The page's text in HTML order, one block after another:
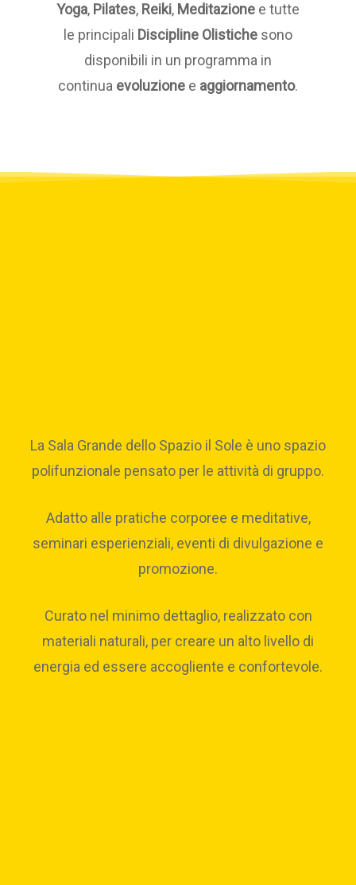
Yoga, Pilates, Reiki, Meditazione e tutte
le principali Discipline Olistiche sono
disponibili in un programma in
continua evoluzione e aggiornamento.
La Sala Grande dello Spazio il Sole è uno spazio
polifunzionale pensato per le attività di gruppo.
Adatto alle pratiche corporee e meditative,
seminari esperienziali, eventi di divulgazione e
promozione.
Curato nel minimo dettaglio, realizzato con
materiali naturali, per creare un alto livello di
energia ed essere accogliente e confortevole.